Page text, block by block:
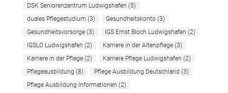
DSK Seniorenzentrum Ludwigshafen (5)
duales Pflegestudium (3) Gesundheitskonto(3)
Gesundheitsvorsorge(3) IGS Ernst Bloch Ludwigshafen (2)
IGSLO Ludwigshafen (2) Karriere in der Altenpflege(3)
Karriere in der Pflege(2) Karriere Pflege Ludwigshafen (2)
Pflegeausbildung (8) Pflege Ausbildung Deutschland (3)
Pflege Ausbildung Informationen (2)